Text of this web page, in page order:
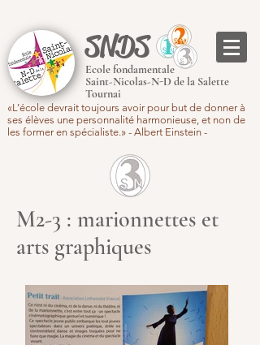
SNDS
Ecole fondamentale
Saint-Nicolas-N-D de la Salette
Tournai
«L’école devrait toujours avoir pour but de donner à
ses élèves une personnalité harmonieuse, et non de
les former en spécialiste.» - Albert Einstein -
M2-3 : marionnettes et
arts graphiques